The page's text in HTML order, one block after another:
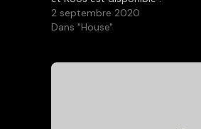
2 septembre 2020
Dans "House"